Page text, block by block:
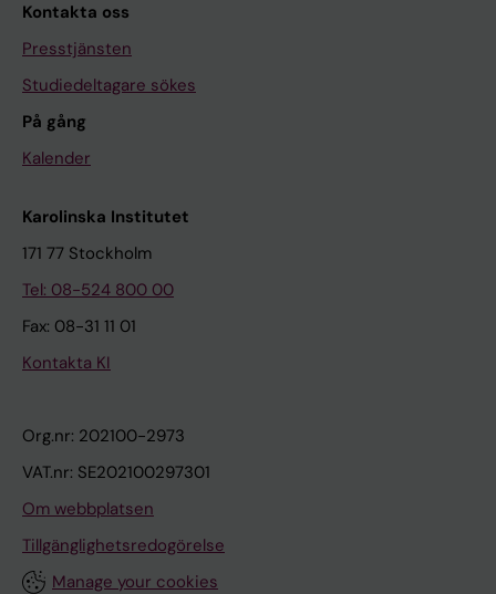
Kontakta oss
Presstjänsten
Studiedeltagare sökes
På gång
Kalender
Karolinska Institutet
171 77 Stockholm
Tel: 08-524 800 00
Fax: 08-31 11 01
Kontakta KI
Org.nr: 202100-2973
VAT.nr: SE202100297301
Om webbplatsen
Tillgänglighetsredogörelse
Manage your cookies